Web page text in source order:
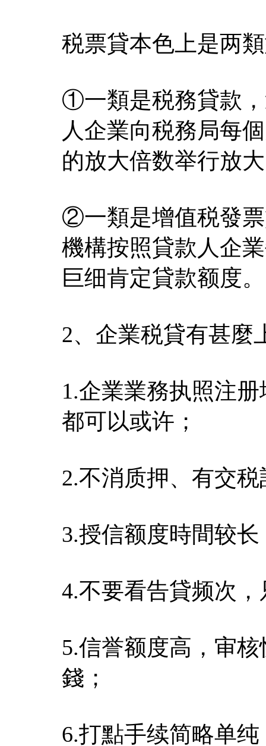
税票貸本色上是两
①一類是税務貸款
人企業向税務局每
的放大倍数举行放
②一類是增值税發
機構按照貸款人企
巨细肯定貸款额度。
2、企業税貸有甚麼
1.企業業務执照注
都可以或许；
2.不消质押、有交
3.授信额度時間较
4.不要看告貸频次
5.信誉额度高，审
錢；
6.打點手续简略单